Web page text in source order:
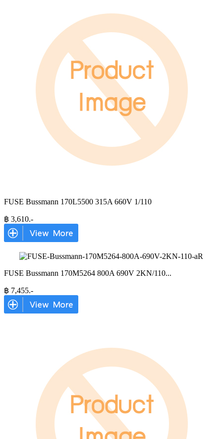
FUSE Bussmann 170L5500 315A 660V 1/110
฿ 3,610.-
FUSE Bussmann 170M5264 800A 690V 2KN/110...
฿ 7,455.-